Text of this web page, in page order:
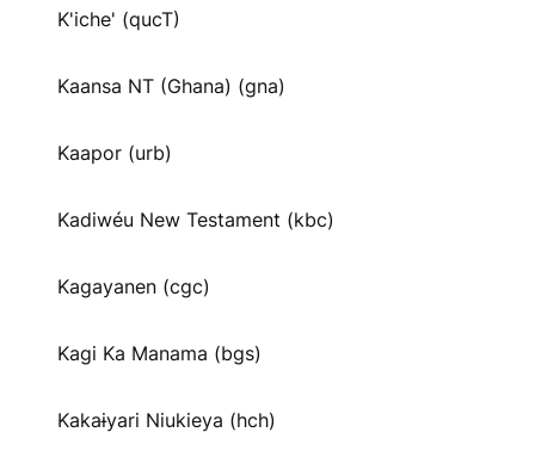
K'iche' (qucT)
Kaansa NT (Ghana) (gna)
Kaapor (urb)
Kadiwéu New Testament (kbc)
Kagayanen (cgc)
Kagi Ka Manama (bgs)
Kakaɨyari Niukieya (hch)